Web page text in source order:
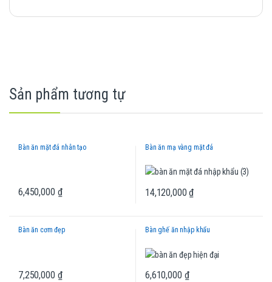
Sản phẩm tương tự
Bàn ăn mặt đá nhân tạo
6,450,000 ₫
Bàn ăn mạ vàng mặt đá
14,120,000₫
Bàn ăn cơm đẹp
7,250,000 ₫
Bàn ghế ăn nhập khẩu
6,610,000 ₫